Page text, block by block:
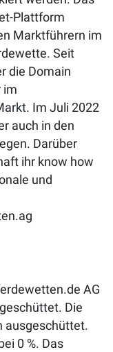
Plattform
Marktführern im
Seit
die Domain
im
Im Juli 2022
auch in den
Darüber
ihr know how
und
AG
Die
ausgeschüttet.
0 %. Das